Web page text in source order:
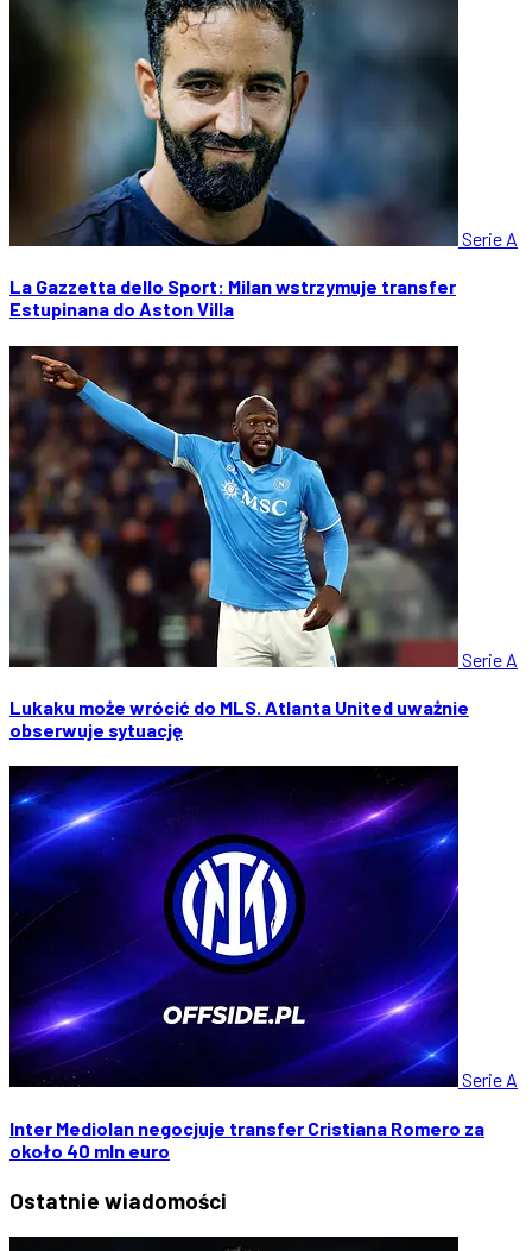
Serie A
La Gazzetta dello Sport: Milan wstrzymuje transfer
Estupinana do Aston Villa
Serie A
Lukaku może wrócić do MLS. Atlanta United uważnie
obserwuje sytuację
Serie A
Inter Mediolan negocjuje transfer Cristiana Romero za
około 40 mln euro
Ostatnie wiadomości